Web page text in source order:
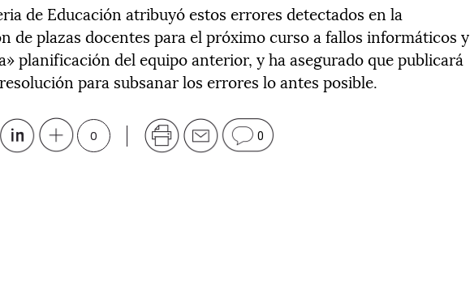
de Educación atribuyó estos errores detectados en la
de plazas docentes para el próximo curso a fallos informáticos y
planificación del equipo anterior, y ha asegurado que publicará
para subsanar los errores lo antes posible.
0 0